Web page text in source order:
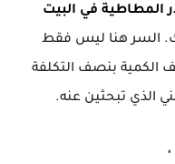
المطاطية في البيت
السر هنا ليس فقط
الكمية بنصف التكلفة
الذي تبحثين عنه.